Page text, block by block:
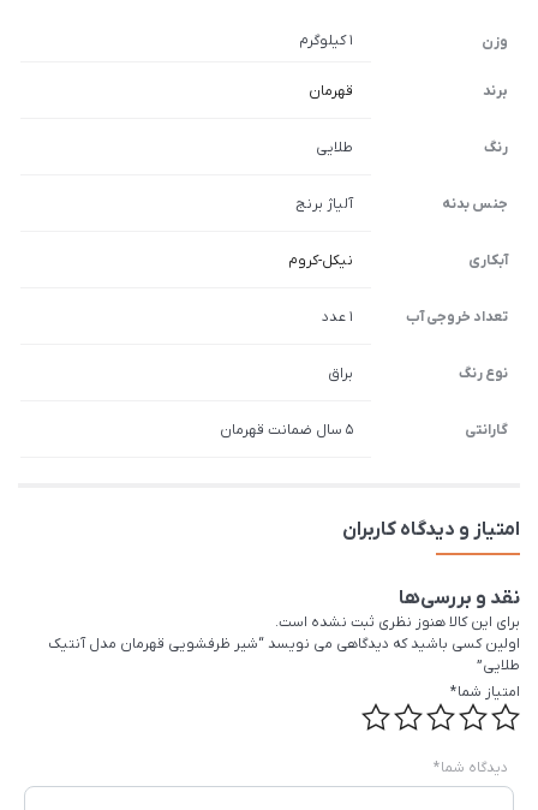
وزن 1 کیلوگرم
برند قهرمان
رنگ طلایی
جنس بدنه آلیاژ برنج
آبکاری نیکل-کروم
تعداد خروجی آب 1 عدد
نوع رنگ براق
گارانتی 5 سال ضمانت قهرمان
امتیاز و دیدگاه کاربران
نقد و بررسی‌ها
برای این کالا هنوز نظری ثبت نشده است.
اولین کسی باشید که دیدگاهی می نویسد “شیر ظرفشویی قهرمان مدل آنتیک
طلایی”
امتیاز شما*
دیدگاه شما*